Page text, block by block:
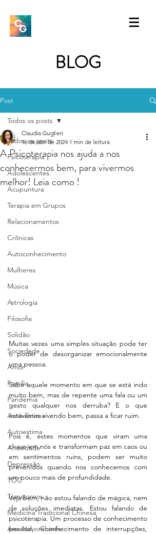
BLOG
Post
Todos os posts
Psicoterapia
Adolescentes
Acupuntura
Terapia em Grupos
Relacionamentos
Crônicas
Autoconhecimento
Mulheres
Música
Astrologia
Filosofia
Solidão
Sociedade
Amor
Família
Pandemia
Auto-Estima
Autoestima
Ansiedade
Depressão
TOC
Transtornos
Medicina Tradicional Chinesa
Ano Novo Chinês
Todos os posts
A Psicoterapia nos ajuda a nos
conhecermos bem, para vivermos
melhor! Leia como !
Claudia Guglieri
16 de abr. de 2024 1 min de leitura
Muitas vezes uma simples situação pode ter
o poder de desorganizar emocionalmente
uma pessoa.
Sabe aquele momento em que se está indo
muito bem, mas de repente uma fala ou um
gesto qualquer nos derruba? E o que
estávamos vivendo bem, passa a ficar ruim.
Pois é, estes momentos que viram uma
chave em nós e transformam paz em caos ou
em sentimentos ruins, podem ser muito
prevenidos quando nos conhecemos com
um pouco mais de profundidade.
Veja bem, não estou falando de mágica, nem
de soluções imediatas. Estou falando de
psicoterapia. Um processo de conhecimento
pessoal, reconhecimento de interrupções,